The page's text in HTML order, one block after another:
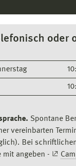
oder
Spontane
vereinbarten
Bei
mit angeben -